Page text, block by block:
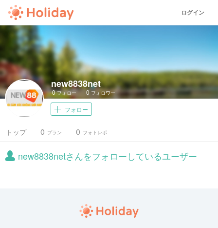
ログイン
new8838net
0フォロー 0 フォロワー
フォロー
トップ プラン
0 フォトレポ
0
new8838netさんをフォローしているユーザー